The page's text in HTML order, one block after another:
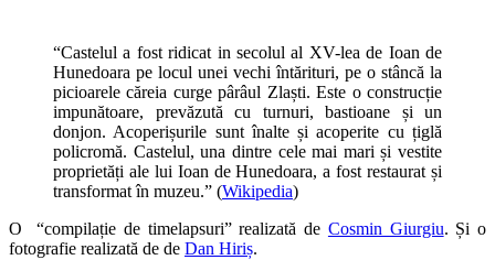
“Castelul a fost ridicat in secolul al XV-lea de Ioan de
Hunedoara pe locul unei vechi întărituri, pe o stâncă la
picioarele căreia curge pârâul Zlaști. Este o construcție
impunătoare, prevăzută cu turnuri, bastioane și un
donjon. Acoperișurile sunt înalte și acoperite cu țiglă
policromă. Castelul, una dintre cele mai mari și vestite
proprietăți ale lui Ioan de Hunedoara, a fost restaurat și
transformat în muzeu.” (Wikipedia)
O “compilație de timelapsuri” realizată de Cosmin Giurgiu. Și o
fotografie realizată de de Dan Hiriș.